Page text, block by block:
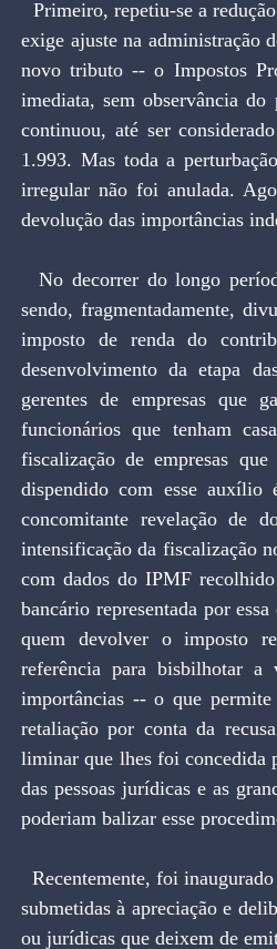
exige ajuste na administração
novo tributo -- o Impostos
imediata, sem observância
continuou, até ser
1.993. Mas toda a
irregular não foi anulada.
devolução das importâncias
sendo, fragmentadamente,
imposto de renda do
desenvolvimento da etapa
gerentes de empresas que
funcionários que tenham
fiscalização de empresas
dispendido com esse auxílio
concomitante revelação de
intensificação da fiscalização
com dados do IPMF
bancário representada por
quem devolver o imposto
referência para bisbilhotar a
importâncias -- o que
retaliação por conta da
liminar que lhes foi concedida
das pessoas jurídicas e as
poderiam balizar esse
submetidas à apreciação e
ou jurídicas que deixem de